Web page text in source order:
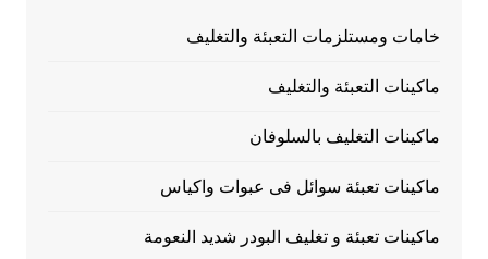
خامات ومستلزمات التعبئة والتغليف
ماكينات التعبئة والتغليف
ماكينات التغليف بالسلوفان
ماكينات تعبئة سوائل فى عبوات واكياس
ماكينات تعبئة و تغليف البودر شديد النعومة